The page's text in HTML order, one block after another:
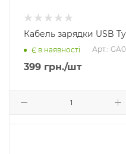
Кабель зарядки USB
Є в наявності Арт.:
399 грн./шт